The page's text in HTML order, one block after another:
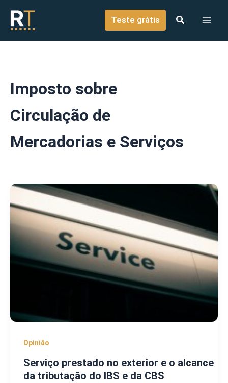
conteúdo
Teste grátis
Imposto sobre
Circulação de
Mercadorias e Serviços
Opinião
Serviço prestado no exterior e o alcance
da tributação do IBS e da CBS